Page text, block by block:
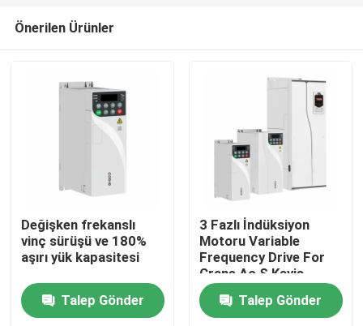
Ürün
Videolar
Önerilen Ürünler
Değişken frekanslı
vinç sürüşü ve 180%
aşırı yük kapasitesi
Talep Gönder
3 Fazlı İndüksiyon
Motoru Variable
Frequency Drive For
Crane Ac S Kavis
Hızlandırma Gecikme
Talep Gönder